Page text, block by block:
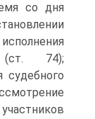
со дня
(ст. 74);
судебного